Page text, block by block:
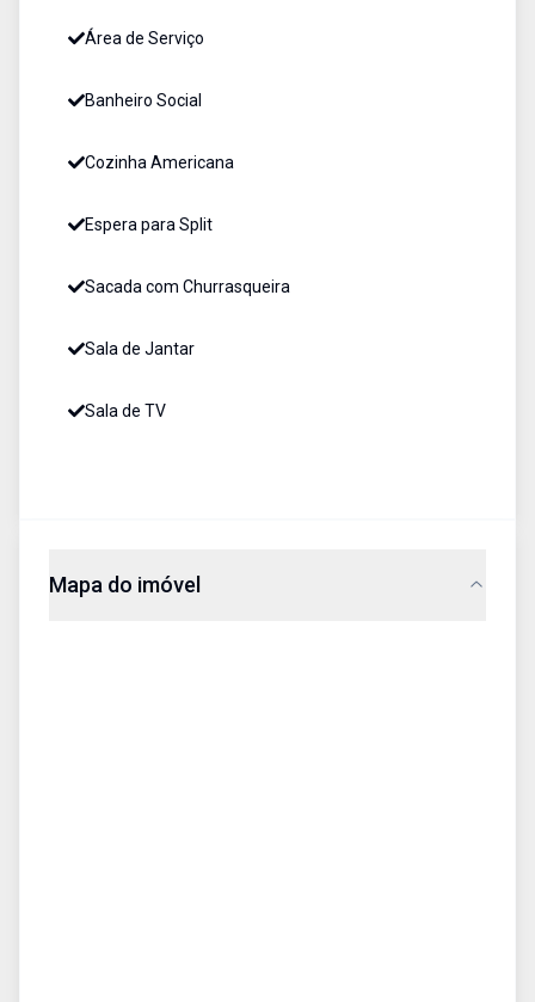
Área de Serviço
Banheiro Social
Cozinha Americana
Espera para Split
Sacada com Churrasqueira
Sala de Jantar
Sala de TV
Mapa do imóvel